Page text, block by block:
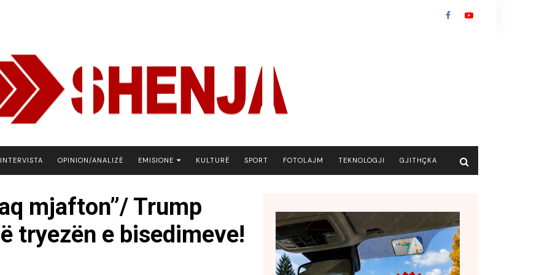
INTERVISTA OPINION/ANALIZË EMISIONE
BOTA NE FOKUS
EKONOMIKS
KULTURË SPORT FOTOLAJM TEKNOLOGJI GJITHÇKA
mjafton”/ Trump
tryezën e bisedimeve!